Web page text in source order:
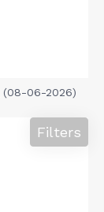
(08-06-2026)
Filters